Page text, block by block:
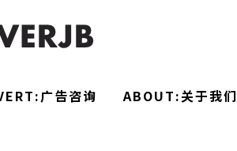
广告咨询 ABOUT:关于我们